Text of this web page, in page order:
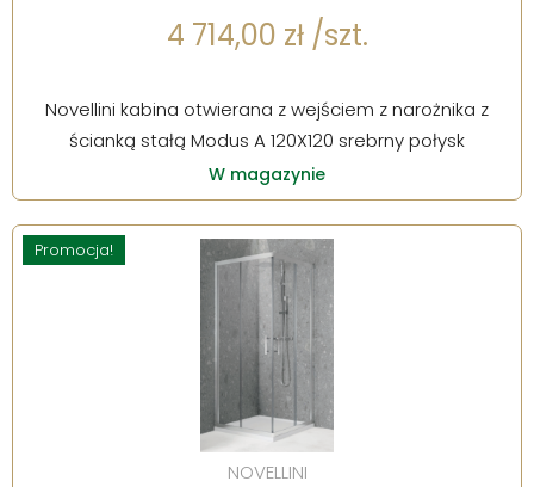
4 714,00 zł /szt.
Novellini kabina otwierana z wejściem z narożnika z
ścianką stałą Modus A 120X120 srebrny połysk
W magazynie
Promocja!
NOVELLINI